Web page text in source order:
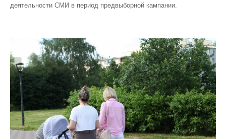
деятельности СМИ в период предвыборной кампании.